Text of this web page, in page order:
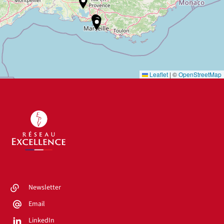
Leaflet | ©OpenStreetMap
Newsletter
Email
LinkedIn